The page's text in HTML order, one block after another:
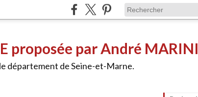
proposée par André MARINI
département de Seine-et-Marne.